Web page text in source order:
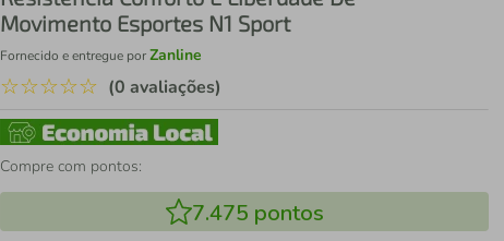
Movimento Esportes N1 Sport
Fornecido e entregue porZanline
☆☆☆☆☆ (0 avaliações)
Compre com pontos:
7.475 pontos